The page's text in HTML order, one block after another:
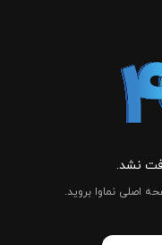
نشد.
اصلی نماوا بروید.